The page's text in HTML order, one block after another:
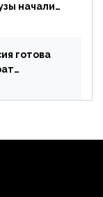
начали
готова